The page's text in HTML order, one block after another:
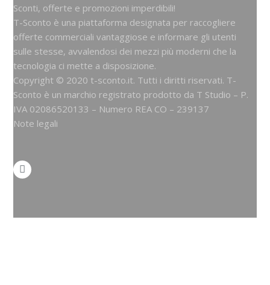
Sconti, offerte e promozioni imperdibili!
T-Sconto è una piattaforma designata per raccogliere
offerte commerciali vantaggiose e informare gli utenti
sulle stesse, avvalendosi dei mezzi più moderni che la
tecnologia ci mette a disposizione.
Copyright © 2020 t-sconto.it. Tutti i diritti riservati. T-
Sconto è un marchio registrato prodotto da T Studio – P.
IVA 02086520133 – Numero REA CO – 239137
Note legali